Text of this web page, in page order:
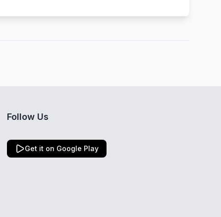
Follow Us
Get it on Google Play